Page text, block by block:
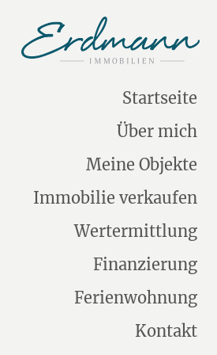
Startseite
Über mich
Meine Objekte
Immobilie verkaufen
Wertermittlung
Finanzierung
Ferienwohnung
Kontakt